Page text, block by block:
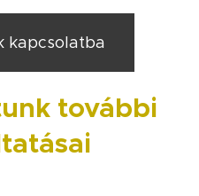
kapcsolatba
további